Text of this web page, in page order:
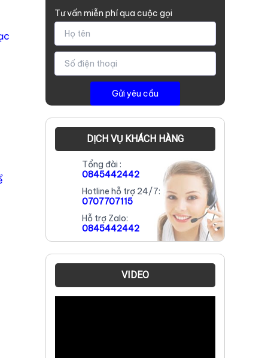
Tư vấn miễn phí qua cuộc gọi
DỊCH VỤ KHÁCH HÀNG
Tổng đài :
0845442442
Hotline hỗ trợ 24/7:
0707707115
Hỗ trợ Zalo:
0845442442
VIDEO